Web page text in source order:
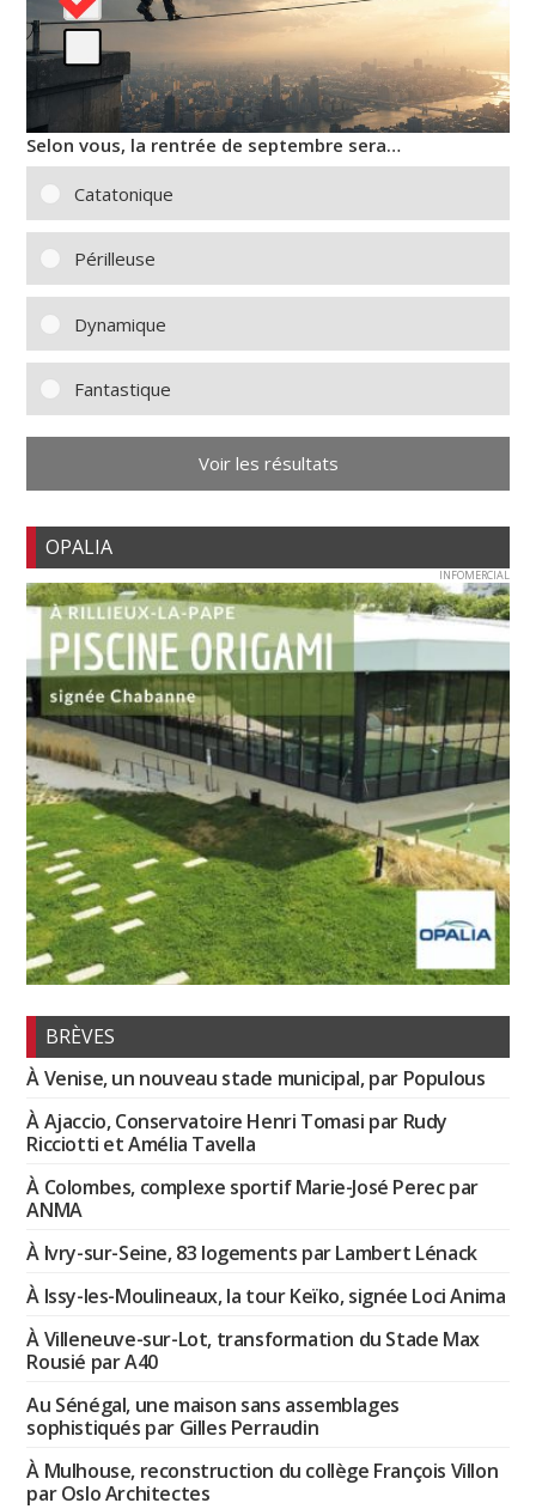
Selon vous, la rentrée de septembre sera…
Catatonique
Périlleuse
Dynamique
Fantastique
Voir les résultats
OPALIA
INFOMERCIAL
BRÈVES
À Venise, un nouveau stade municipal, par Populous
À Ajaccio, Conservatoire Henri Tomasi par Rudy
Ricciotti et Amélia Tavella
À Colombes, complexe sportif Marie-José Perec par
ANMA
À Ivry-sur-Seine, 83 logements par Lambert Lénack
À Issy-les-Moulineaux, la tour Keïko, signée Loci Anima
À Villeneuve-sur-Lot, transformation du Stade Max
Rousié par A40
Au Sénégal, une maison sans assemblages
sophistiqués par Gilles Perraudin
À Mulhouse, reconstruction du collège François Villon
par Oslo Architectes